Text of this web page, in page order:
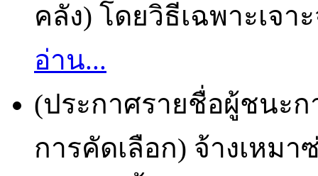
คลัง) โดยวิธีเฉพาะเจา
อ่าน...
(ประกาศรายชื่อผู้ชนะก
การคัดเลือก) จ้างเหม